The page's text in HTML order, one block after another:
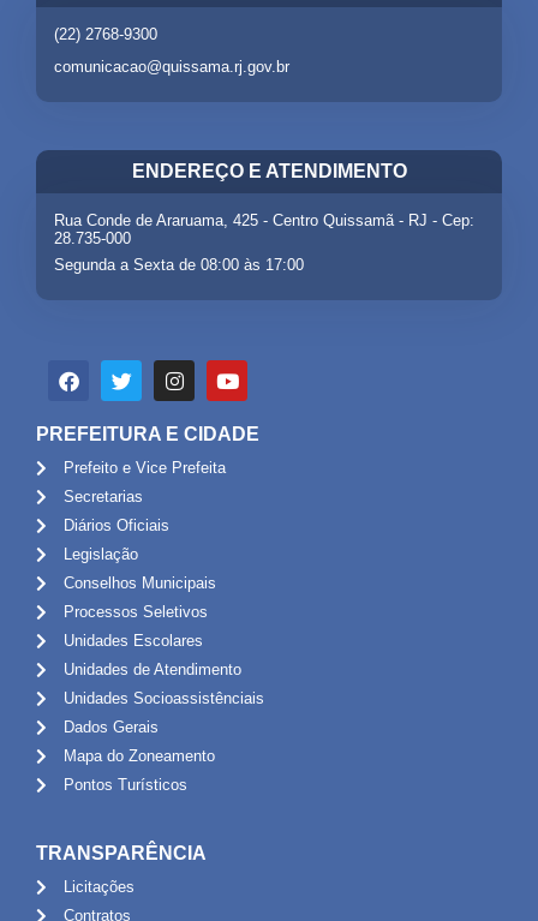
(22) 2768-9300
comunicacao@quissama.rj.gov.br
ENDEREÇO E ATENDIMENTO
Rua Conde de Araruama, 425 - Centro Quissamã - RJ - Cep:
28.735-000
Segunda a Sexta de 08:00 às 17:00
PREFEITURA E CIDADE
Prefeito e Vice Prefeita
Secretarias
Diários Oficiais
Legislação
Conselhos Municipais
Processos Seletivos
Unidades Escolares
Unidades de Atendimento
Unidades Socioassistênciais
Dados Gerais
Mapa do Zoneamento
Pontos Turísticos
TRANSPARÊNCIA
Licitações
Contratos